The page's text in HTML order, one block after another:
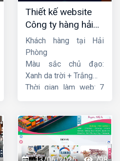
Thiết kế website
Công ty hàng hải
liên minh
Khách hàng tại Hải
Phòng
Màu sắc chủ đạo:
Xanh da trời + Trắng
Thời gian làm web: 7